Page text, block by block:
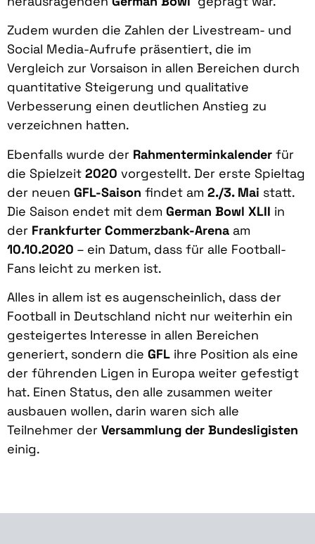
Zudem wurden die Zahlen der Livestream- und
Social Media-Aufrufe präsentiert, die im
Vergleich zur Vorsaison in allen Bereichen durch
quantitative Steigerung und qualitative
Verbesserung einen deutlichen Anstieg zu
verzeichnen hatten.
Ebenfalls wurde der Rahmenterminkalender für
die Spielzeit 2020 vorgestellt. Der erste Spieltag
der neuen GFL-Saison findet am 2./3. Mai statt.
Die Saison endet mit dem German Bowl XLII in
der Frankfurter Commerzbank-Arena am
10.10.2020 – ein Datum, dass für alle Football-
Fans leicht zu merken ist.
Alles in allem ist es augenscheinlich, dass der
Football in Deutschland nicht nur weiterhin ein
gesteigertes Interesse in allen Bereichen
generiert, sondern die GFL ihre Position als eine
der führenden Ligen in Europa weiter gefestigt
hat. Einen Status, den alle zusammen weiter
ausbauen wollen, darin waren sich alle
Teilnehmer der Versammlung der Bundesligisten
einig.